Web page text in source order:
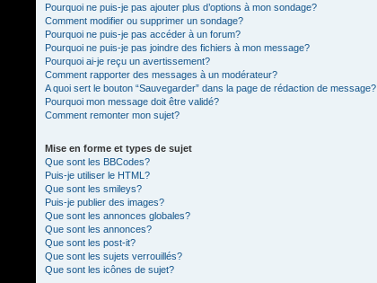
Pourquoi ne puis-je pas ajouter plus d’options à mon sondage?
Comment modifier ou supprimer un sondage?
Pourquoi ne puis-je pas accéder à un forum?
Pourquoi ne puis-je pas joindre des fichiers à mon message?
Pourquoi ai-je reçu un avertissement?
Comment rapporter des messages à un modérateur?
A quoi sert le bouton “Sauvegarder” dans la page de rédaction de message?
Pourquoi mon message doit être validé?
Comment remonter mon sujet?
Mise en forme et types de sujet
Que sont les BBCodes?
Puis-je utiliser le HTML?
Que sont les smileys?
Puis-je publier des images?
Que sont les annonces globales?
Que sont les annonces?
Que sont les post-it?
Que sont les sujets verrouillés?
Que sont les icônes de sujet?